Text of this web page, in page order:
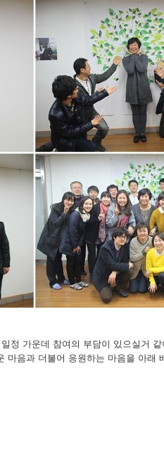
정 가운데 참여의 부담이 있으실거
마음과 더불어 응원하는 마음을 아래